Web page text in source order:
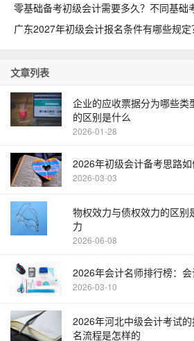
零基础备考初级会计需要多久？不同基础
广东2027年初级会计报名条件有哪些规
文章列表
企业的应收票据分为哪些类
的区别是什么
2026-01-28
2026年初级会计备考思路
2026-03-03
物权效力与债权效力的区别
力
2026-06-08
2026年会计名师排行榜：
2026-03-10
2026年河北中级会计考试
名流程是怎样的